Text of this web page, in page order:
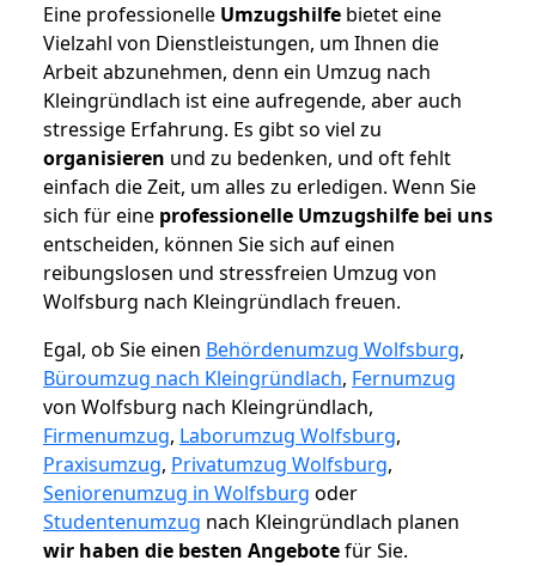
Eine professionelle Umzugshilfe bietet eine
Vielzahl von Dienstleistungen, um Ihnen die
Arbeit abzunehmen, denn ein Umzug nach
Kleingründlach ist eine aufregende, aber auch
stressige Erfahrung. Es gibt so viel zu
organisieren und zu bedenken, und oft fehlt
einfach die Zeit, um alles zu erledigen. Wenn Sie
sich für eine professionelle Umzugshilfe bei uns
entscheiden, können Sie sich auf einen
reibungslosen und stressfreien Umzug von
Wolfsburg nach Kleingründlach freuen.
Egal, ob Sie einen Behördenumzug Wolfsburg,
Büroumzug nach Kleingründlach, Fernumzug
von Wolfsburg nach Kleingründlach,
Firmenumzug, Laborumzug Wolfsburg,
Praxisumzug, Privatumzug Wolfsburg,
Seniorenumzug in Wolfsburg oder
Studentenumzug nach Kleingründlach planen
wir haben die besten Angebotefür Sie.